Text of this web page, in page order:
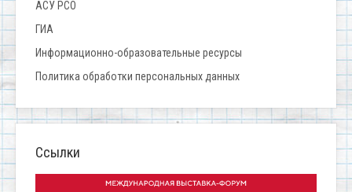
АСУ РСО
ГИА
Информационно-образовательные ресурсы
Политика обработки персональных данных
Ссылки